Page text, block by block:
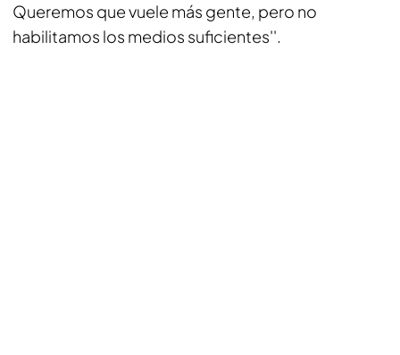
Queremos que vuele más gente, pero no
habilitamos los medios suficientes''.